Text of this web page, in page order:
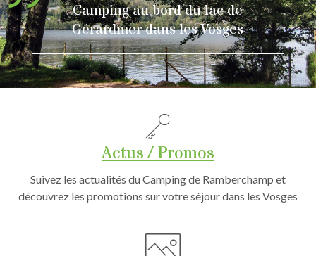
Camping au bord du lac de
Gérardmer dans les Vosges
Actus / Promos
Suivez les actualités du Camping de Ramberchamp et
découvrez les promotions sur votre séjour dans les Vosges